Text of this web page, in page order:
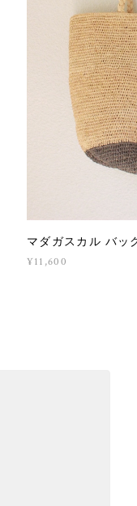
マダガスカル バッ
¥11,600